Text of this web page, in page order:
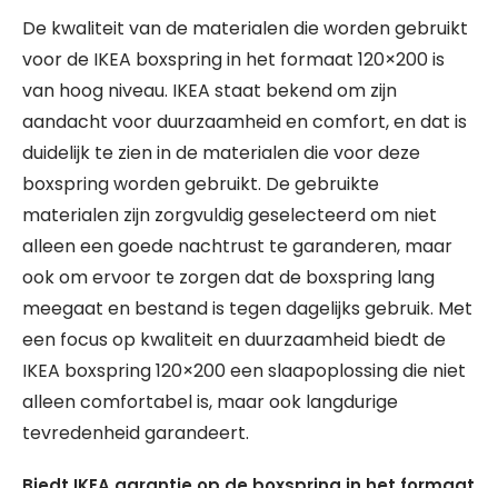
De kwaliteit van de materialen die worden gebruikt
voor de IKEA boxspring in het formaat 120×200 is
van hoog niveau. IKEA staat bekend om zijn
aandacht voor duurzaamheid en comfort, en dat is
duidelijk te zien in de materialen die voor deze
boxspring worden gebruikt. De gebruikte
materialen zijn zorgvuldig geselecteerd om niet
alleen een goede nachtrust te garanderen, maar
ook om ervoor te zorgen dat de boxspring lang
meegaat en bestand is tegen dagelijks gebruik. Met
een focus op kwaliteit en duurzaamheid biedt de
IKEA boxspring 120×200 een slaapoplossing die niet
alleen comfortabel is, maar ook langdurige
tevredenheid garandeert.